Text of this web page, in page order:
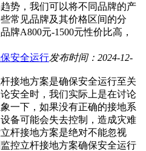
势，我们可以将不同品牌的产
常见品牌及其价格区间的分
牌A800元-1500元性价比高，
安全运行发布时间：2024-12-
接地方案是确保安全运行至关
安全时，我们实际上是在讨论
一下，如果没有正确的接地系
备可能会失去控制，造成灾难
杆接地方案是绝对不能忽视
控立杆接地方案确保安全运行